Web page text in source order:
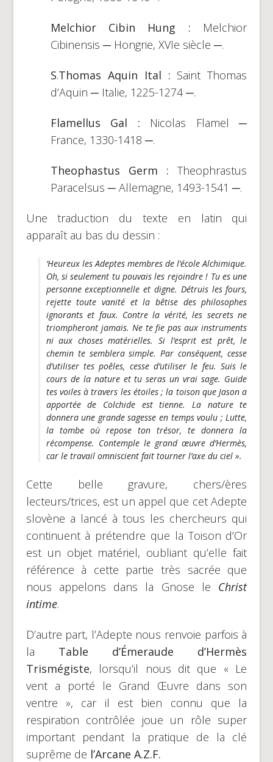
Melchior Cibin Hung : Melchior
Cibinensis ─ Hongrie, XVIe siècle ─.
S.Thomas Aquin Ital : Saint Thomas
d’Aquin ─ Italie, 1225-1274 ─.
Flamellus Gal : Nicolas Flamel ─
France, 1330-1418 ─.
Theophastus Germ :Theophrastus
Paracelsus ─ Allemagne, 1493-1541 ─.
Une traduction du texte en latin qui
apparaît au bas du dessin :
‘Heureux les Adeptes membres de l’école Alchimique.
Oh, si seulement tu pouvais les rejoindre ! Tu es une
personne exceptionnelle et digne. Détruis les fours,
rejette toute vanité et la bêtise des philosophes
ignorants et faux. Contre la vérité, les secrets ne
triompheront jamais. Ne te fie pas aux instruments
ni aux choses matérielles. Si l’esprit est prêt, le
chemin te semblera simple. Par conséquent, cesse
d’utiliser tes poêles, cesse d’utiliser le feu. Suis le
cours de la nature et tu seras un vrai sage. Guide
tes voiles à travers les étoiles ; la toison que Jason a
apportée de Colchide est tienne. La nature te
donnera une grande sagesse en temps voulu ; Lutte,
la tombe où repose ton trésor, te donnera la
récompense. Contemple le grand œuvre d’Hermès,
car le travail omniscient fait tourner l’axe du ciel ».
Cette belle gravure, chers/ères
lecteurs/trices, est un appel que cet Adepte
slovène a lancé à tous les chercheurs qui
continuent à prétendre que la Toison d’Or
est un objet matériel, oubliant qu’elle fait
référence à cette partie très sacrée que
nous appelons dans la Gnose le Christ
intime.
D’autre part, l’Adepte nous renvoie parfois à
la Table d’Émeraude d’Hermès
Trismégiste, lorsqu’il nous dit que « Le
vent a porté le Grand Œuvre dans son
ventre », car il est bien connu que la
respiration contrôlée joue un rôle super
important pendant la pratique de la clé
suprême de l’Arcane A.Z.F.